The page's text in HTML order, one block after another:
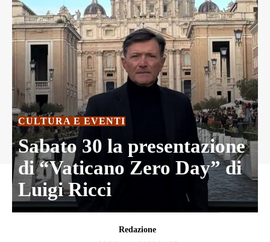
CULTURA E EVENTI
Sabato 30 la presentazione
di “Vaticano Zero Day” di
Luigi Ricci
Redazione